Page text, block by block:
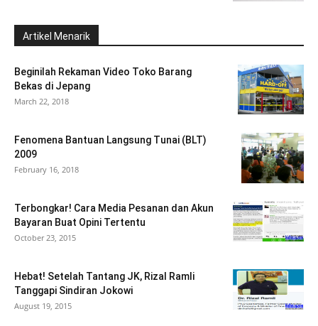
Artikel Menarik
Beginilah Rekaman Video Toko Barang
Bekas di Jepang
March 22, 2018
Fenomena Bantuan Langsung Tunai (BLT)
2009
February 16, 2018
Terbongkar! Cara Media Pesanan dan Akun
Bayaran Buat Opini Tertentu
October 23, 2015
Hebat! Setelah Tantang JK, Rizal Ramli
Tanggapi Sindiran Jokowi
August 19, 2015